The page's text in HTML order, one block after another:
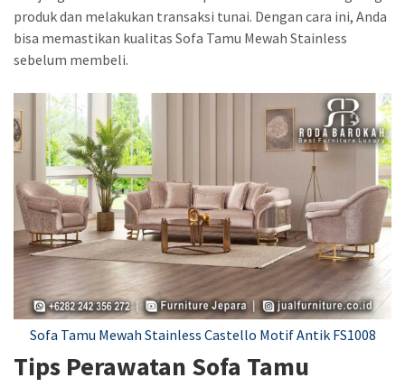
produk dan melakukan transaksi tunai. Dengan cara ini, Anda
bisa memastikan kualitas Sofa Tamu Mewah Stainless
sebelum membeli.
Sofa Tamu Mewah Stainless Castello Motif Antik FS1008
Tips Perawatan Sofa Tamu